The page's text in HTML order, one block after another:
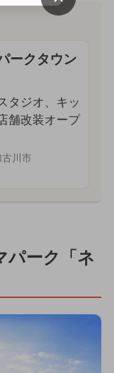
ークタウン
タジオ、キッ
舗改装オープ
川市
パーク「ネ